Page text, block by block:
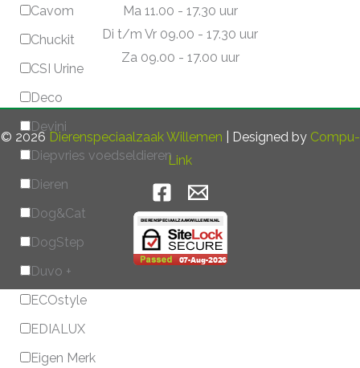
Cavom
Chuckit
CSI Urine
Deco
Devini
Diepvries voedseldieren
Dieren
Dog&Cat
DogStep
Duvo +
ECOstyle
EDIALUX
Eigen Merk
Ma 11.00 - 17.30 uur
Di t/m Vr 09.00 - 17.30 uur
Za 09.00 - 17.00 uur
© 2026 Dierenspeciaalzaak Willemen | Designed by Compu-
Link